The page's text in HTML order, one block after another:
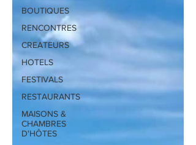
BOUTIQUES
RENCONTRES
CREATEURS
HOTELS
FESTIVALS
RESTAURANTS
MAISONS &
CHAMBRES
D'HÔTES